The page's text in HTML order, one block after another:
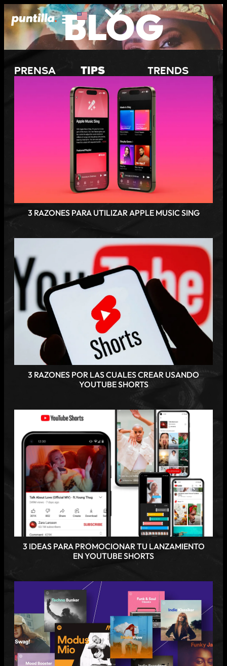
BLOG
PRENSA TIPS TRENDS
3 RAZONES PARA UTILIZAR APPLE MUSIC SING
3 RAZONES POR LAS CUALES CREAR USANDO
YOUTUBE SHORTS
3 IDEAS PARA PROMOCIONAR TU LANZAMIENTO
EN YOUTUBE SHORTS